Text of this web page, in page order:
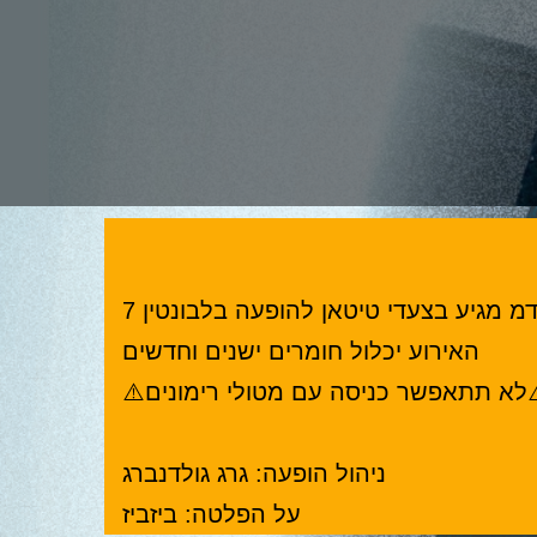
מגיע בצעדי טיטאן להופעה בלבונטין 7
האירוע יכלול חומרים ישנים וחדשים
תתאפשר כניסה עם מטולי רימונים⚠️
ניהול הופעה: גרג גולדנברג
על הפלטה: ביזביז